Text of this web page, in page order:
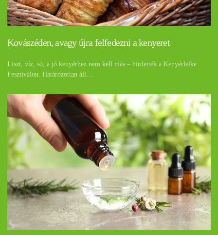
Kovászéden, avagy újra felfedezni a kenyeret
Liszt, víz, só, a jó kenyérhez nem kell más – hirdették a Kenyérlelke
Fesztiválon. Határozottan áll…